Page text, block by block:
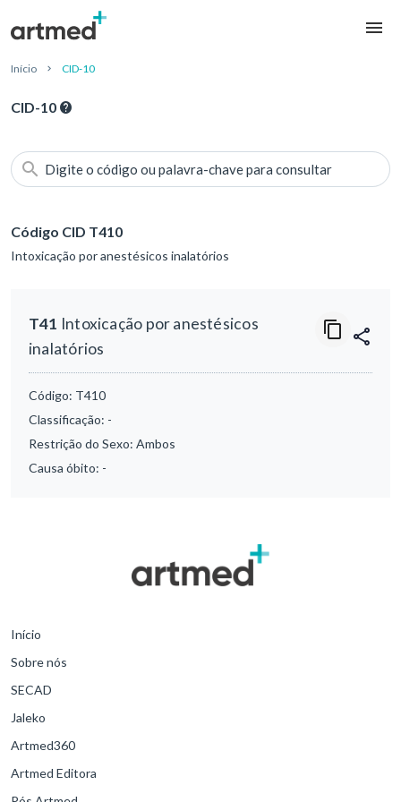
Início CID-10
CID-10
Digite o código ou palavra-chave para consultar
Código CID T410
Intoxicação por anestésicos inalatórios
T41 Intoxicação por anestésicos
inalatórios
Código: T410
Classificação: -
Restrição do Sexo: Ambos
Causa óbito: -
Início
Sobre nós
SECAD
Jaleko
Artmed360
Artmed Editora